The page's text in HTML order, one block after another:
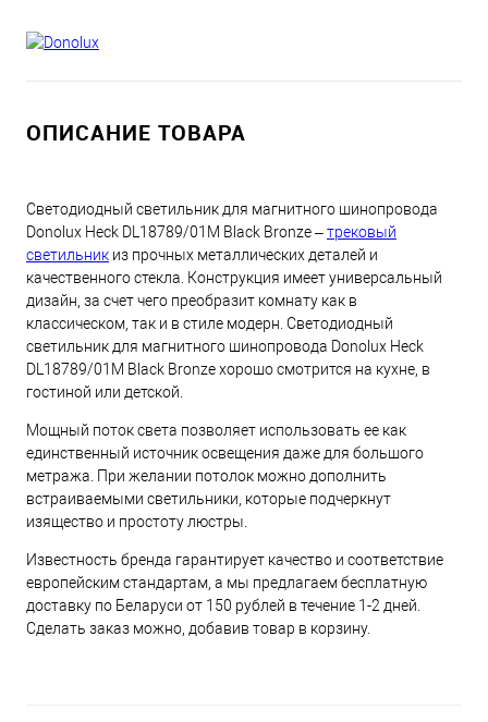
ОПИСАНИЕ ТОВАРА
Светодиодный светильник для магнитного шинопровода
Donolux Heck DL18789/01M Black Bronze –трековый
светильник из прочных металлических деталей и
качественного стекла. Конструкция имеет универсальный
дизайн, за счет чего преобразит комнату как в
классическом, так и в стиле модерн. Светодиодный
светильник для магнитного шинопровода Donolux Heck
DL18789/01M Black Bronze хорошо смотрится на кухне, в
гостиной или детской.
Мощный поток света позволяет использовать ее как
единственный источник освещения даже для большого
метража. При желании потолок можно дополнить
встраиваемыми светильники, которые подчеркнут
изящество и простоту люстры.
Известность бренда гарантирует качество и соответствие
европейским стандартам, а мы предлагаем бесплатную
доставку по Беларуси от 150 рублей в течение 1-2 дней.
Сделать заказ можно, добавив товар в корзину.